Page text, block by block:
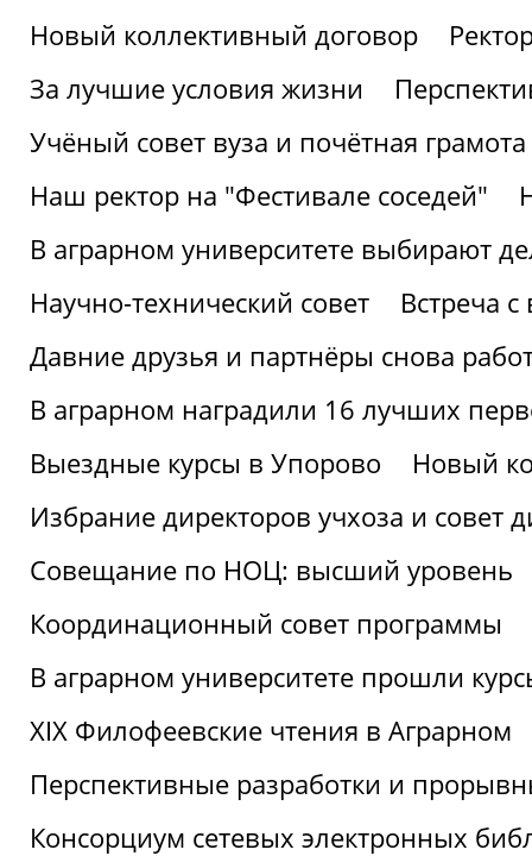
Новый коллективный договор
За лучшие условия жизни
Учёный совет вуза и почётная
Наш ректор на "Фестивале соседей"
В аграрном университете выбирают
Научно-технический совет
Встреча
Давние друзья и партнёры снова
В аграрном наградили 16 лучших
Выездные курсы в Упорово
Новый
Избрание директоров учхоза и совет
Совещание по НОЦ: высший уровень
Координационный совет программы
В аграрном университете прошли
XIX Филофеевские чтения в Аграрном
Перспективные разработки и
Консорциум сетевых электронных